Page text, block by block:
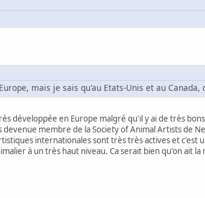
mais je sais qu'au Etats-Unis et au Canada,
développée en Europe malgré qu'il y ai de très
membre de la Society of Animal Artists de
internationales sont très très actives et c'est
à un très haut niveau. Ca serait bien qu'on ait la